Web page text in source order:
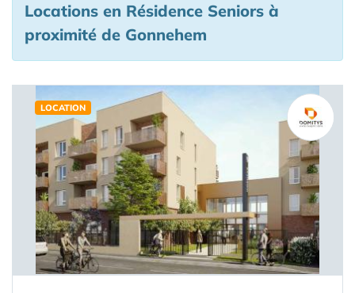
Locations en Résidence Seniors à
proximité de Gonnehem
LOCATION